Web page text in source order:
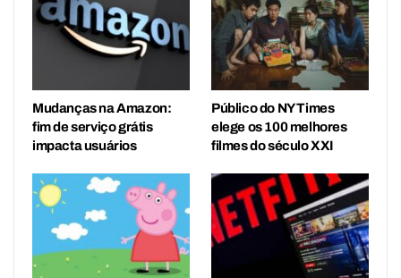
Mudanças na Amazon:
fim de serviço grátis
impacta usuários
Público do NY Times
elege os 100 melhores
filmes do século XXI